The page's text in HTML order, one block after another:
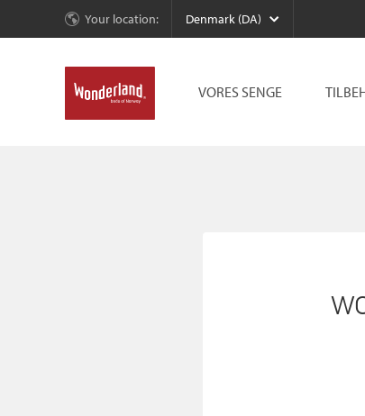
Your location: Denmark (DA)
VORES SENGE